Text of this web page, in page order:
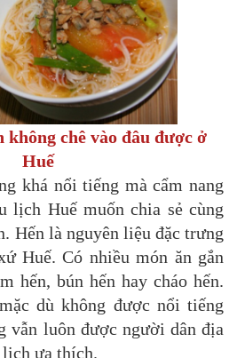
không chê vào đâu được ở
Huế
khá nổi tiếng mà cẩm nang
lịch Huế muốn chia sẻ cùng
Hến là nguyên liệu đặc trưng
Huế. Có nhiều món ăn gắn
hến, bún hến hay cháo hến.
dù không được nổi tiếng
vẫn luôn được người dân địa
lịch ưa thích.